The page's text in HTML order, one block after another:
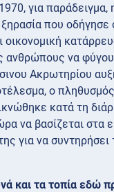
για
που οδήγησε
ανθρώπους να
Ακρωτηρίου
ο
κατά τη
να βασίζεται στα
για να συντηρήσει
και τα τοπία εδώ